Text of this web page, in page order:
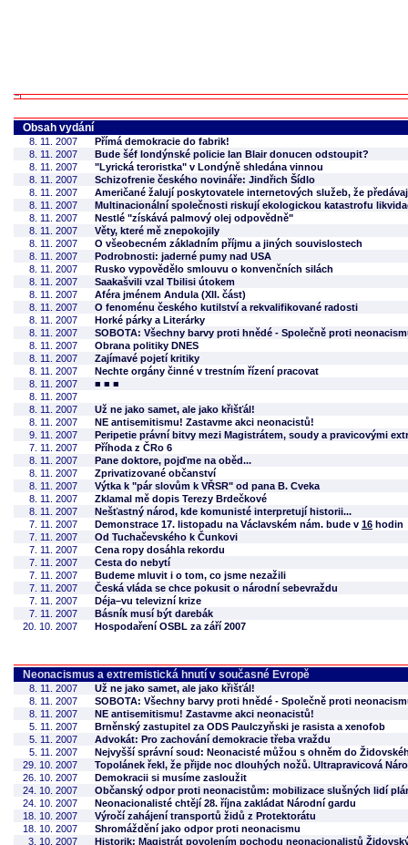
Obsah vydání
8. 11. 2007
Přímá demokracie do fabrik!
8. 11. 2007
Bude šéf londýnské policie Ian Blair donucen odstoupit?
8. 11. 2007
"Lyrická teroristka" v Londýně shledána vinnou
8. 11. 2007
Schizofrenie českého novináře: Jindřich Šídlo
8. 11. 2007
Američané žalují poskytovatele internetových služeb, že
8. 11. 2007
Multinacionální společnosti riskují ekologickou katastrofu
8. 11. 2007
Nestlé "získává palmový olej odpovědně"
8. 11. 2007
Věty, které mě znepokojily
8. 11. 2007
O všeobecném základním příjmu a jiných souvislostech
8. 11. 2007
Podrobnosti: jaderné pumy nad USA
8. 11. 2007
Rusko vypovědělo smlouvu o konvenčních silách
8. 11. 2007
Saakašvili vzal Tbilisi útokem
8. 11. 2007
Aféra jménem Andula (XII. část)
8. 11. 2007
O fenoménu českého kutilství a rekvalifikované radosti
8. 11. 2007
Horké párky a Literárky
8. 11. 2007
SOBOTA: Všechny barvy proti hnědé - Společně proti
8. 11. 2007
Obrana politiky DNES
8. 11. 2007
Zajímavé pojetí kritiky
8. 11. 2007
Nechte orgány činné v trestním řízení pracovat
8. 11. 2007
■ ■ ■
8. 11. 2007
8. 11. 2007
Už ne jako samet, ale jako křišťál!
8. 11. 2007
NE antisemitismu! Zastavme akci neonacistů!
9. 11. 2007
Peripetie právní bitvy mezi Magistrátem, soudy a pravicovými
7. 11. 2007
Příhoda z ČRo 6
8. 11. 2007
Pane doktore, pojďme na oběd...
8. 11. 2007
Zprivatizované občanství
8. 11. 2007
Výtka k "pár slovům k VŘSR" od pana B. Cveka
8. 11. 2007
Zklamal mě dopis Terezy Brdečkové
8. 11. 2007
Nešťastný národ, kde komunisté interpretují historii...
7. 11. 2007
Demonstrace 17. listopadu na Václavském nám. bude v 16 hodin
7. 11. 2007
Od Tuchačevského k Čunkovi
7. 11. 2007
Cena ropy dosáhla rekordu
7. 11. 2007
Cesta do nebytí
7. 11. 2007
Budeme mluvit i o tom, co jsme nezažili
7. 11. 2007
Česká vláda se chce pokusit o národní sebevraždu
7. 11. 2007
Déja–vu televizní krize
7. 11. 2007
Básník musí být darebák
20. 10. 2007
Hospodaření OSBL za září 2007
Neonacismus a extremistická hnutí v současné Evropě
8. 11. 2007
Už ne jako samet, ale jako křišťál!
8. 11. 2007
SOBOTA: Všechny barvy proti hnědé - Společně proti
8. 11. 2007
NE antisemitismu! Zastavme akci neonacistů!
5. 11. 2007
Brněnský zastupitel za ODS Paulczyňski je rasista a xenofob
5. 11. 2007
Advokát: Pro zachování demokracie třeba vraždu
5. 11. 2007
Nejvyšší správní soud: Neonacisté můžou s ohněm do
29. 10. 2007
Topolánek řekl, že přijde noc dlouhých nožů. Ultrapravicová
26. 10. 2007
Demokracii si musíme zasloužit
24. 10. 2007
Občanský odpor proti neonacistům: mobilizace slušných lidí
24. 10. 2007
Neonacionalisté chtějí 28. října zakládat Národní gardu
18. 10. 2007
Výročí zahájení transportů židů z Protektorátu
18. 10. 2007
Shromáždění jako odpor proti neonacismu
3. 10. 2007
Historik: Magistrát povolením pochodu neonacionalistů